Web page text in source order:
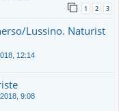
1 2 3
Lussino. Naturist
12:14
9:08